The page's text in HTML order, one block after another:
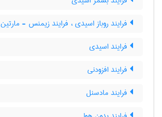
فرایند روباز اسیدی ، فرایند زیمنس - مارتین
فرایند اسیدی
فرایند افزودنی
فرایند مادسنل